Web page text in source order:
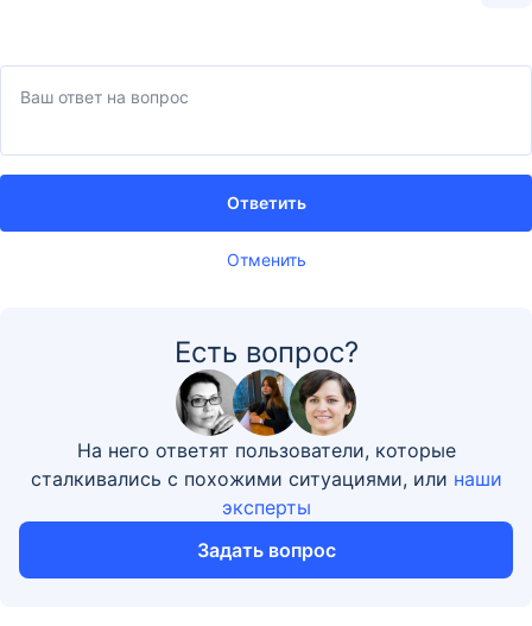
Отменить
Ответить
Есть вопрос?
На него ответят пользователи, которые
сталкивались с похожими ситуациями, или наши
эксперты
Задать вопрос